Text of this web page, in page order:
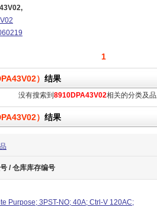
1
） 结果
没有搜索到 8910DPA43V02相关的分类及
） 结果
/ 仓库库存编号
Purpose; 3PST-NO; 40A; Ctrl-V 120AC;